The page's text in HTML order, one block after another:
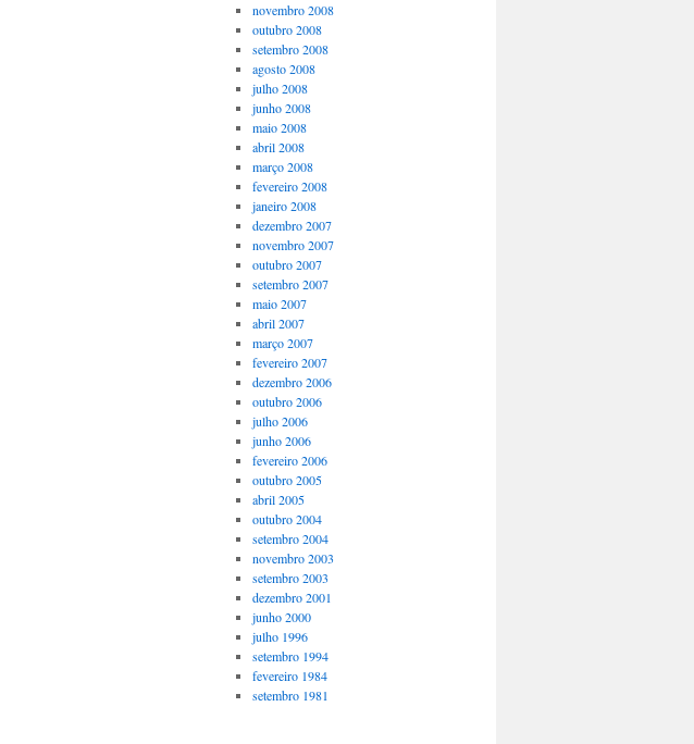
novembro 2008
outubro 2008
setembro 2008
agosto 2008
julho 2008
junho 2008
maio 2008
abril 2008
março 2008
fevereiro 2008
janeiro 2008
dezembro 2007
novembro 2007
outubro 2007
setembro 2007
maio 2007
abril 2007
março 2007
fevereiro 2007
dezembro 2006
outubro 2006
julho 2006
junho 2006
fevereiro 2006
outubro 2005
abril 2005
outubro 2004
setembro 2004
novembro 2003
setembro 2003
dezembro 2001
junho 2000
julho 1996
setembro 1994
fevereiro 1984
setembro 1981